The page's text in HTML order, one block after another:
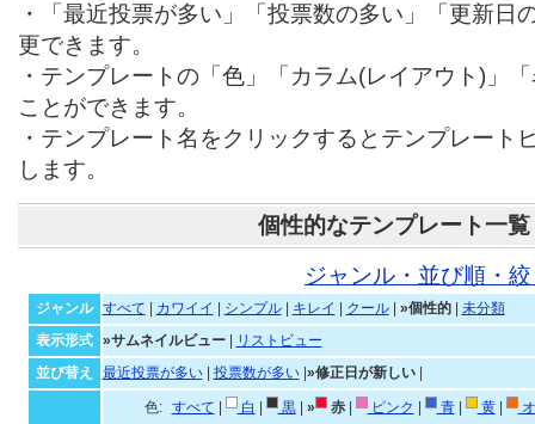
・「最近投票が多い」「投票数の多い」「更新日
更できます。
・テンプレートの「色」「カラム(レイアウト)」
ことができます。
・テンプレート名をクリックするとテンプレート
します。
個性的なテンプレート一覧
ジャンル・並び順・
ジャンル すべて カワイイ シンプル| キレイ クール| »個性的| 未分類
表示形式
»サムネイルビュー|
リストビュー
並び替え
最近投票が多い| 投票数が多い| »修正日が新しい|
色: すべて 白 黒| » 赤| ピンク 青| 黄|